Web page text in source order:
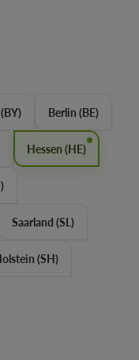
Berlin (BE)
Hessen (HE)
Saarland (SL)
(SH)